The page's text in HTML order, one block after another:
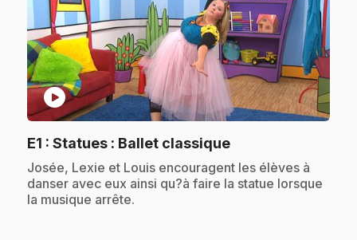
play_circle
E1 : Statues : Ballet classique.
.Josée, Lexie et Louis encouragent les élèves à
danser avec eux ainsi qu?à faire la statue lorsque
la musique arrête.